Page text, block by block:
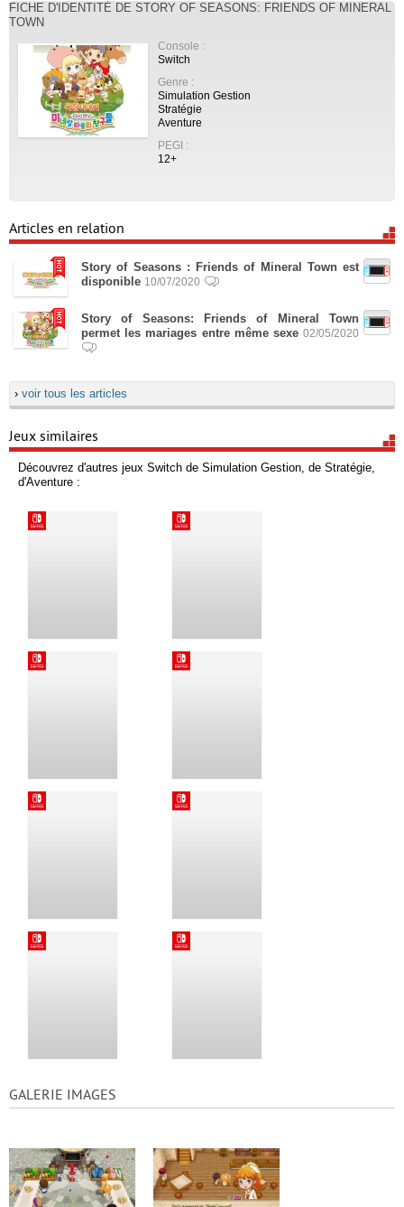
FICHE D'IDENTITÉ DE STORY OF SEASONS: FRIENDS OF MINERAL
TOWN
Console :
Switch
Genre :
Simulation Gestion
Stratégie
Aventure
PEGI :
12+
Articles en relation
Story of Seasons : Friends of Mineral Town est
disponible 10/07/2020
Story of Seasons: Friends of Mineral Town
permet les mariages entre même sexe 02/05/2020
› voir tous les articles
Jeux similaires
Découvrez d'autres jeux Switch de Simulation Gestion, de Stratégie,
d'Aventure :
GALERIE IMAGES